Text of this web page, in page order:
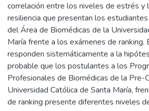
correlación entre los niveles de estrés y
resiliencia que presentan los
del Área de Biomédicas de la
María frente a los exámenes de
responden sistemáticamente a la
probable que los postulantes a los
Profesionales de Biomédicas de la Pre-
Universidad Católica de Santa María,
de ranking presente diferentes niveles